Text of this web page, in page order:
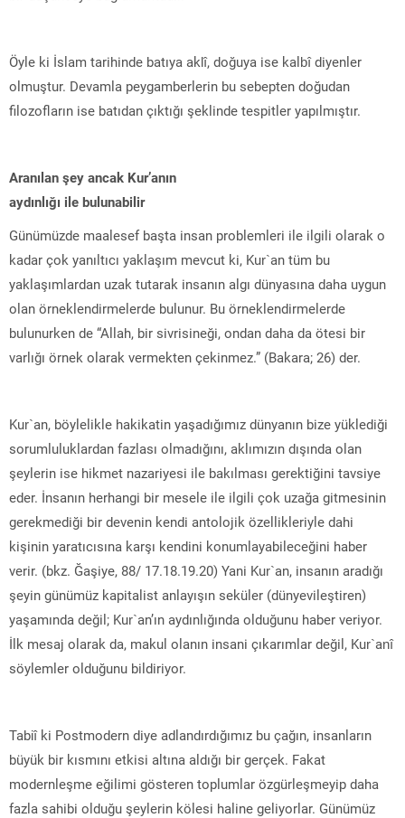
Öyle ki İslam tarihinde batıya aklî, doğuya ise kalbî diyenler
olmuştur. Devamla peygamberlerin bu sebepten doğudan
filozofların ise batıdan çıktığı şeklinde tespitler yapılmıştır.
Aranılan şey ancak Kur’anın
aydınlığı ile bulunabilir
Günümüzde maalesef başta insan problemleri ile ilgili olarak o
kadar çok yanıltıcı yaklaşım mevcut ki, Kur`an tüm bu
yaklaşımlardan uzak tutarak insanın algı dünyasına daha uygun
olan örneklendirmelerde bulunur. Bu örneklendirmelerde
bulunurken de “Allah, bir sivrisineği, ondan daha da ötesi bir
varlığı örnek olarak vermekten çekinmez.” (Bakara; 26) der.
Kur`an, böylelikle hakikatin yaşadığımız dünyanın bize yüklediği
sorumluluklardan fazlası olmadığını, aklımızın dışında olan
şeylerin ise hikmet nazariyesi ile bakılması gerektiğini tavsiye
eder. İnsanın herhangi bir mesele ile ilgili çok uzağa gitmesinin
gerekmediği bir devenin kendi antolojik özellikleriyle dahi
kişinin yaratıcısına karşı kendini konumlayabileceğini haber
verir. (bkz. Ğaşiye, 88/ 17.18.19.20) Yani Kur`an, insanın aradığı
şeyin günümüz kapitalist anlayışın seküler (dünyevileştiren)
yaşamında değil; Kur`an’ın aydınlığında olduğunu haber veriyor.
İlk mesaj olarak da, makul olanın insani çıkarımlar değil, Kur`anî
söylemler olduğunu bildiriyor.
Tabiî ki Postmodern diye adlandırdığımız bu çağın, insanların
büyük bir kısmını etkisi altına aldığı bir gerçek. Fakat
modernleşme eğilimi gösteren toplumlar özgürleşmeyip daha
fazla sahibi olduğu şeylerin kölesi haline geliyorlar. Günümüz